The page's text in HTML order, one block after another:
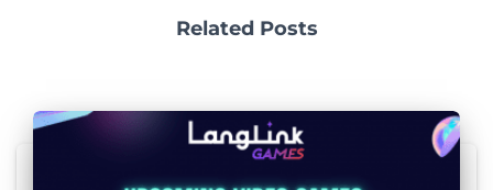
Related Posts